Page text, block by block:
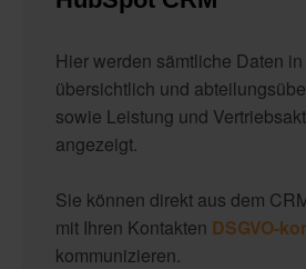
Hier werden sämtliche Daten
übersichtlich und
sowie Leistung und
angezeigt.
Sie können direkt aus dem
mit Ihren Kontakten DSGVO-
kommunizieren.